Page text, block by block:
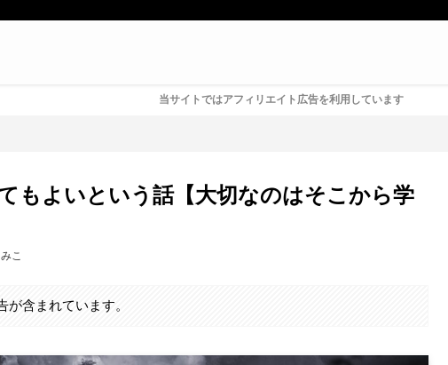
当サイトではアフィリエイト広告を利用しています
もよいという話【大切なのはそこから学
みこ
が含まれています。